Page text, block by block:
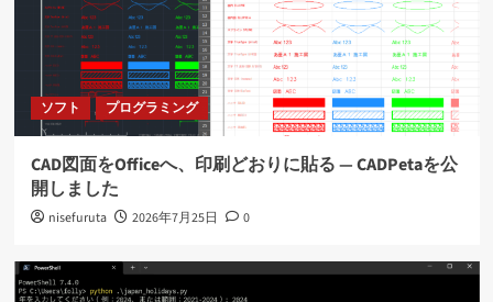
ソフト プログラミング
CAD図面をOfficeへ、印刷どおりに貼る ― CADPetaを公
開しました
nisefuruta 2026年7月25日 0